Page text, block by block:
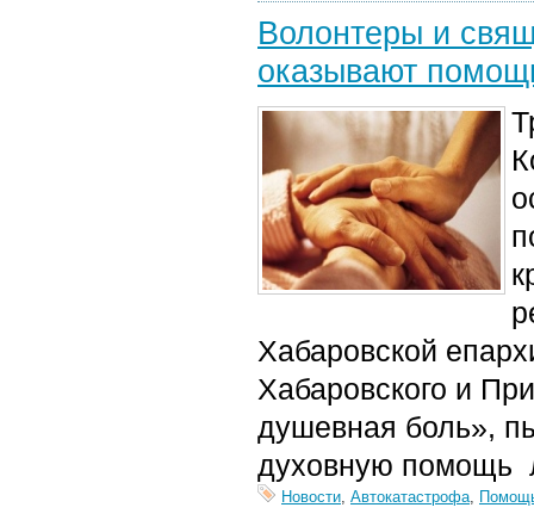
Волонтеры и
оказывают
Хабаровской
Хабаровского и
душевная боль»,
духовную помощь
Новости, Автокатастрофа,